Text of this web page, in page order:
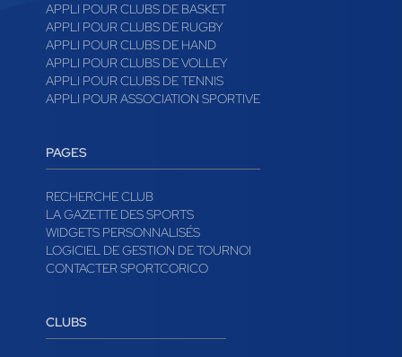
APPLI POUR CLUBS DE BASKET
APPLI POUR CLUBS DE RUGBY
APPLI POUR CLUBS DE HAND
APPLI POUR CLUBS DE VOLLEY
APPLI POUR CLUBS DE TENNIS
APPLI POUR ASSOCIATION SPORTIVE
PAGES
RECHERCHE CLUB
LA GAZETTE DES SPORTS
WIDGETS PERSONNALISÉS
LOGICIEL DE GESTION DE TOURNOI
CONTACTER SPORTCORICO
CLUBS